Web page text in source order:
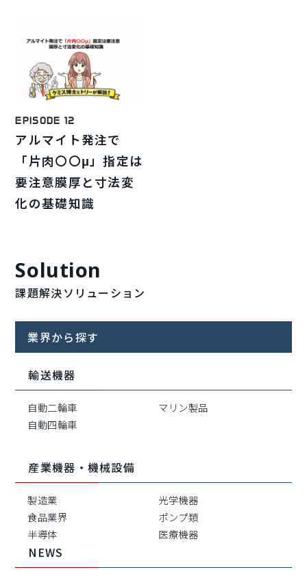
EPISODE 12
アルマイト発注で
「片肉〇〇μ」指定は
要注意膜厚と寸法変
化の基礎知識
Solution
課題解決ソリューション
業界から探す
輸送機器
自動二輪車
マリン製品
自動四輪車
産業機器・機械設備
製造業
光学機器
食品業界
ポンプ類
半導体
医療機器
NEWS